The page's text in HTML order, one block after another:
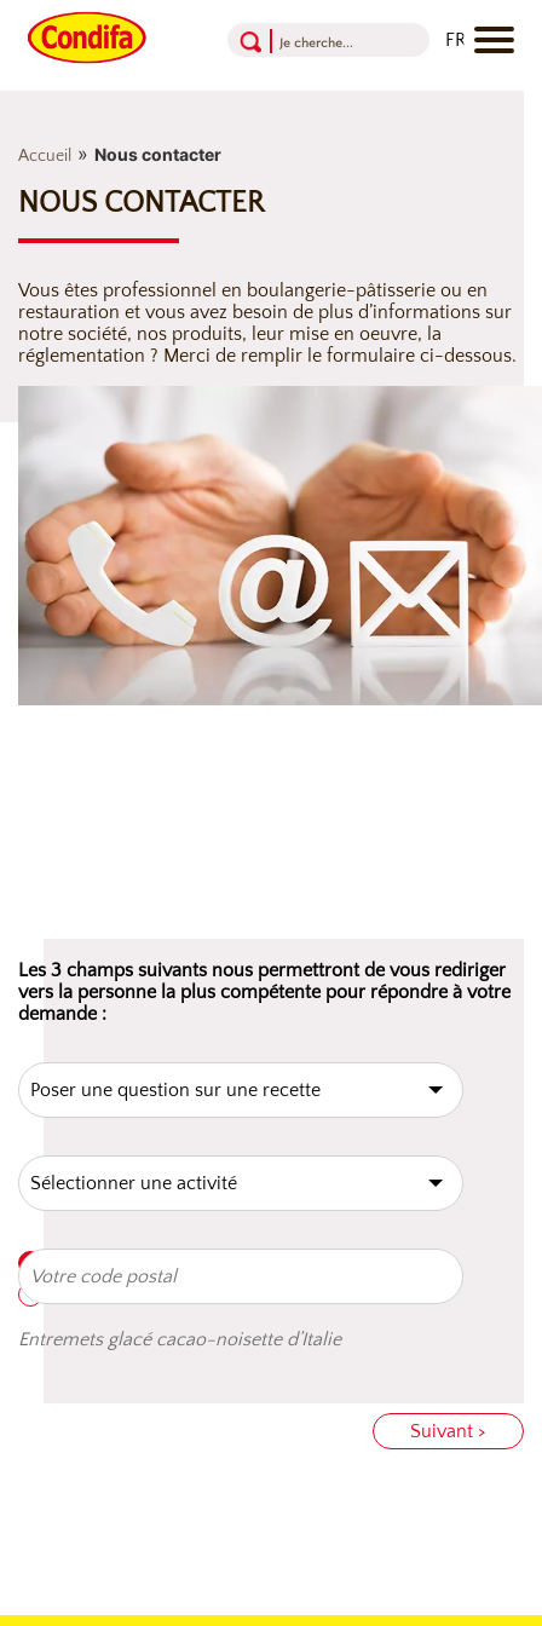
Accueil » Nous contacter
NOUS CONTACTER
Vous êtes professionnel en boulangerie-pâtisserie ou en
restauration et vous avez besoin de plus d’informations sur
notre société, nos produits, leur mise en oeuvre, la
réglementation ? Merci de remplir le formulaire ci-dessous.
Les 3 champs suivants nous permettront de vous rediriger
vers la personne la plus compétente pour répondre à votre
demande :
Entremets glacé cacao-noisette d’Italie
Suivant >